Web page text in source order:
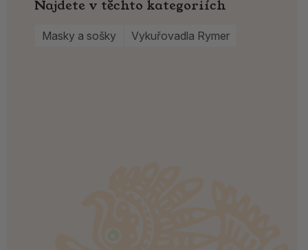
Najdete v těchto kategoriích
Masky a sošky Vykuřovadla Rymer